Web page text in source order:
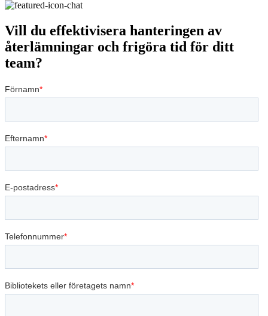
Vill du effektivisera hanteringen av
återlämningar och frigöra tid för ditt
team?